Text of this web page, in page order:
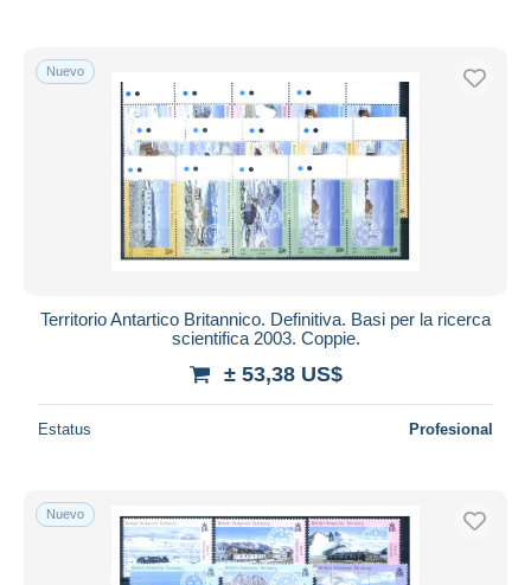
Nuevo
Territorio Antartico Britannico. Definitiva. Basi per la ricerca
scientifica 2003. Coppie.
± 53,38 US$
Estatus Profesional
Nuevo